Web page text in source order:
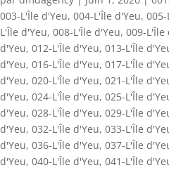
003-L'Île d'Yeu, 004-L'Île d'Yeu,
L'Île d'Yeu, 008-L'Île d'Yeu, 009-L'Île
d'Yeu, 012-L'Île d'Yeu, 013-L'Île
d'Yeu, 016-L'Île d'Yeu, 017-L'Île
d'Yeu, 020-L'Île d'Yeu, 021-L'Île
d'Yeu, 024-L'Île d'Yeu, 025-L'Île
d'Yeu, 028-L'Île d'Yeu, 029-L'Île
d'Yeu, 032-L'Île d'Yeu, 033-L'Île
d'Yeu, 036-L'Île d'Yeu, 037-L'Île
d'Yeu, 040-L'Île d'Yeu, 041-L'Île